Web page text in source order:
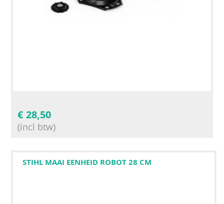
€ 28,50
(incl btw)
STIHL MAAI EENHEID ROBOT 28 CM